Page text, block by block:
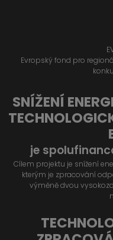
Evropský fond pro
SNÍŽENÍ
je
Cílem projektu je snížení
kterým je zpracování
výměně dvou